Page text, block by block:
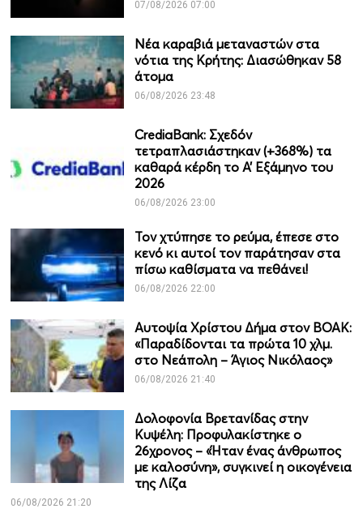
07/08/2026 07:00
Νέα καραβιά μεταναστών στα
νότια της Κρήτης: Διασώθηκαν 58
άτομα
06/08/2026 23:48
CrediaBank: Σχεδόν
τετραπλασιάστηκαν (+368%) τα
καθαρά κέρδη το Α’ Εξάμηνο του
2026
06/08/2026 23:00
Τον χτύπησε το ρεύμα, έπεσε στο
κενό κι αυτοί τον παράτησαν στα
πίσω καθίσματα να πεθάνει!
06/08/2026 22:00
Αυτοψία Χρίστου Δήμα στον ΒΟΑΚ:
«Παραδίδονται τα πρώτα 10 χλμ.
στο Νεάπολη – Άγιος Νικόλαος»
06/08/2026 21:40
Δολοφονία Βρετανίδας στην
Κυψέλη: Προφυλακίστηκε ο
26χρονος – «Ήταν ένας άνθρωπος
με καλοσύνη», συγκινεί η οικογένεια
της Λίζα
06/08/2026 21:20